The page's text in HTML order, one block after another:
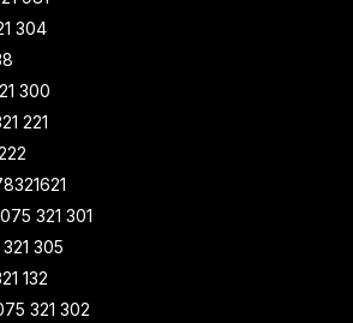
304
300
221
321 301
305
132
321 302